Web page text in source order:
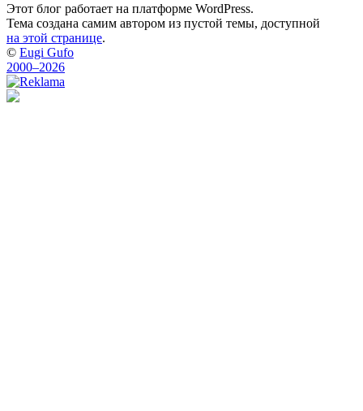
Этот блог работает на платформе WordPress.
Тема создана самим автором из пустой темы, доступной
на этой странице.
© Eugi Gufo
2000–2026